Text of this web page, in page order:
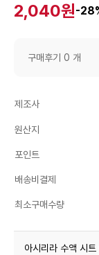
2,040원-
구매후기 0 개
제조사
원산지
포인트
배송비결제
최소구매수량
아시리라 수액 시